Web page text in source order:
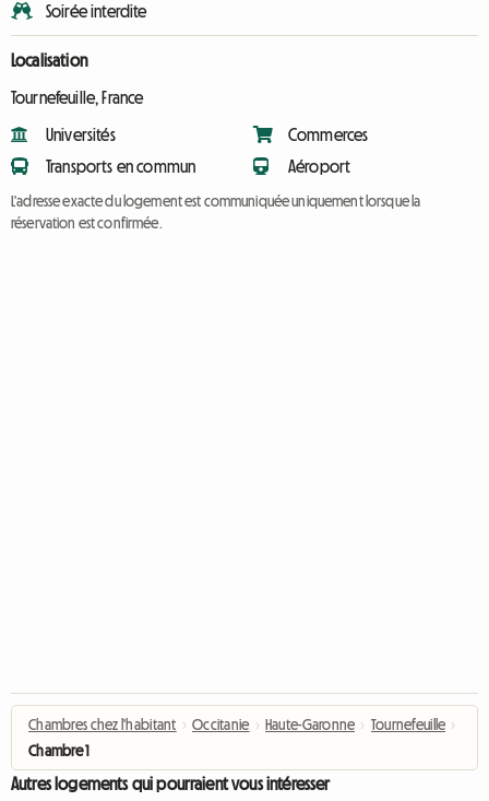
Soirée interdite
Localisation
Tournefeuille, France
Universités
Transports en commun
Commerces
Aéroport
L'adresse exacte du logement est communiquée uniquement lorsque la
réservation est confirmée.
Chambres chez l'habitant › Occitanie › Haute-Garonne › Tournefeuille ›
Chambre 1
Autres logements qui pourraient vous intéresser